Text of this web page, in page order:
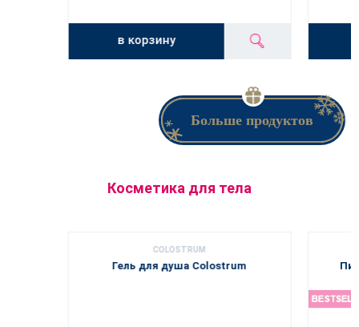
в корзину
Больше продуктов
Косметика для тела
COLOSTRUM
Гель для душа Colostrum